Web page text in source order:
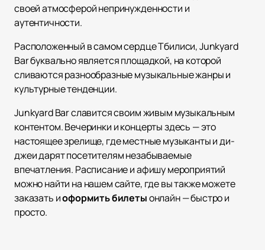
своей атмосферой непринужденности и
аутентичности.
Расположенный в самом сердце Тбилиси, Junkyard
Bar буквально является площадкой, на которой
сливаются разнообразные музыкальные жанры и
культурные тенденции.
Junkyard Bar славится своим живым музыкальным
контентом. Вечеринки и концерты здесь — это
настоящее зрелище, где местные музыканты и ди-
джеи дарят посетителям незабываемые
впечатления. Расписание и афишу мероприятий
можно найти на нашем сайте, где вы также можете
заказать иоформить билетыонлайн — быстро и
просто.